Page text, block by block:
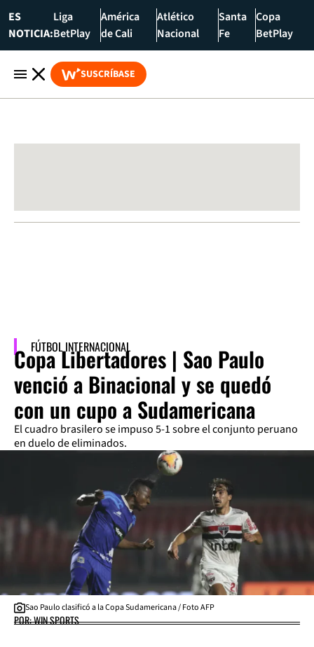
ES
NOTICIA:
Liga
BetPlay
América
de Cali
Atlético
Nacional
Santa
Fe
Copa
BetPlay
SUSCRÍBASE
FÚTBOL INTERNACIONAL
Copa Libertadores | Sao Paulo
venció a Binacional y se quedó
con un cupo a Sudamericana
El cuadro brasilero se impuso 5-1 sobre el conjunto peruano
en duelo de eliminados.
Sao Paulo clasificó a la Copa Sudamericana / Foto AFP
POR: WIN SPORTS